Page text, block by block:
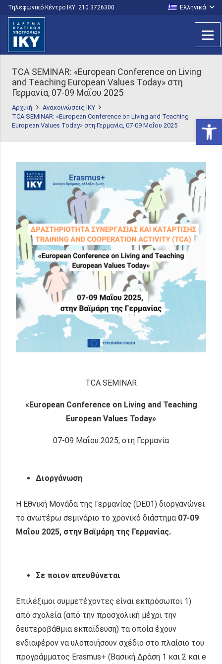
Τηλεφωνικό Κέντρο IKY: 210 3726300 Ελληνικά
TCA SEMINAR: «European Conference on Living
and Teaching European Values Today» στη
Γερμανία, 07-09 Mαΐου 2025
Αρχική
Ανακοινώσεις ΙΚΥ
TCA SEMINAR: «European Conference on Living and Teaching
European Values Today» στη Γερμανία, 07-09 Mαΐου 2025
TCA SEMINAR
«European Conference on Living and Teaching
European Values Today»
07-09 Mαΐου 2025, στη Γερμανία
Διοργάνωση
Η Εθνική Μονάδα της Γερμανίας (DE01) διοργανώνει
το ανωτέρω σεμινάριο το χρονικό διάστημα 07-09
Μαΐου 2025, στην Βαϊμάρη της Γερμανίας.
Σε ποιον απευθύνεται
Επιλέξιμοι συμμετέχοντες είναι εκπρόσωποι 1)
από σχολεία (από την προσχολική μέχρι την
δευτεροβάθμια εκπαίδευση) τα οποία έχουν
ενδιαφέρον να υλοποιήσουν σχέδιο στο πλαίσιο του
προγράμματος Erasmus+ (Βασική Δράση 1 και 2 και e